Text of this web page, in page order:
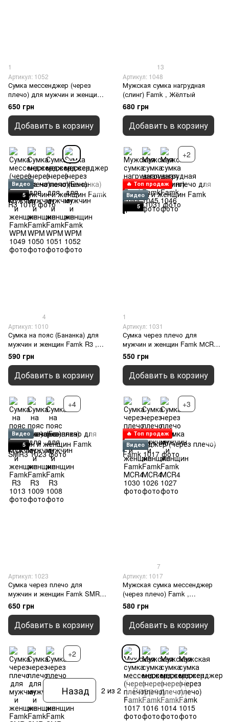
1
Артикул: 1052
Сумка мессенджер (через
плечо) для мужчин и женщин
Famk WPM , Темно-зеленый
650 грн
Добавить в корзину
13
Артикул: 1048
Мужская сумка нагрудная
(слинг) Famk , Жёлтый
680 грн
Добавить в корзину
+2
Видео
5
4
Артикул: 1010
Сумка на пояс (Бананка) для
мужчин и женщин Famk R3 ,
Серый
590 грн
Добавить в корзину
+4
🔥 Топ продаж
Видео
5
1
Артикул: 1031
Сумка через плечо для
мужчин и женщин Famk МСR4
, Розовый
550 грн
Добавить в корзину
+3
Видео
5
Артикул: 1023
Сумка через плечо для
мужчин и женщин Famk SMR3
, Серый
650 грн
Добавить в корзину
+2
🔥 Топ продаж
Видео
7
Артикул: 1017
Мужская сумка мессенджер
(через плечо) Famk ,
Коричневый
580 грн
Добавить в корзину
Назад 2 из 2 Вперед